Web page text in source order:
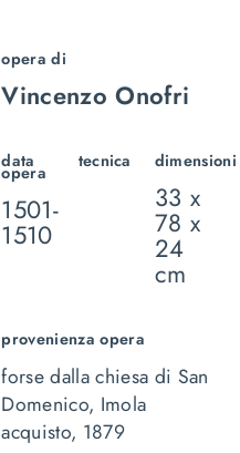
opera di
Vincenzo Onofri
data
opera
1501-
1510
tecnica dimensioni
33 x
78 x
24
cm
provenienza opera
forse dalla chiesa di San
Domenico, Imola
acquisto, 1879